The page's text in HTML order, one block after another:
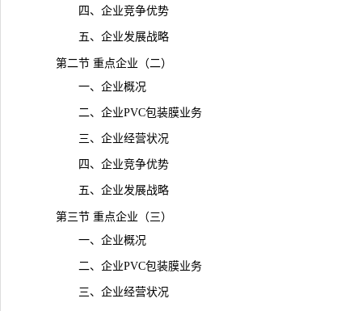
四、企业竞争优势
五、企业发展战略
第二节 重点企业（二）
一、企业概况
二、企业PVC包装膜业务
三、企业经营状况
四、企业竞争优势
五、企业发展战略
第三节 重点企业（三）
一、企业概况
二、企业PVC包装膜业务
三、企业经营状况